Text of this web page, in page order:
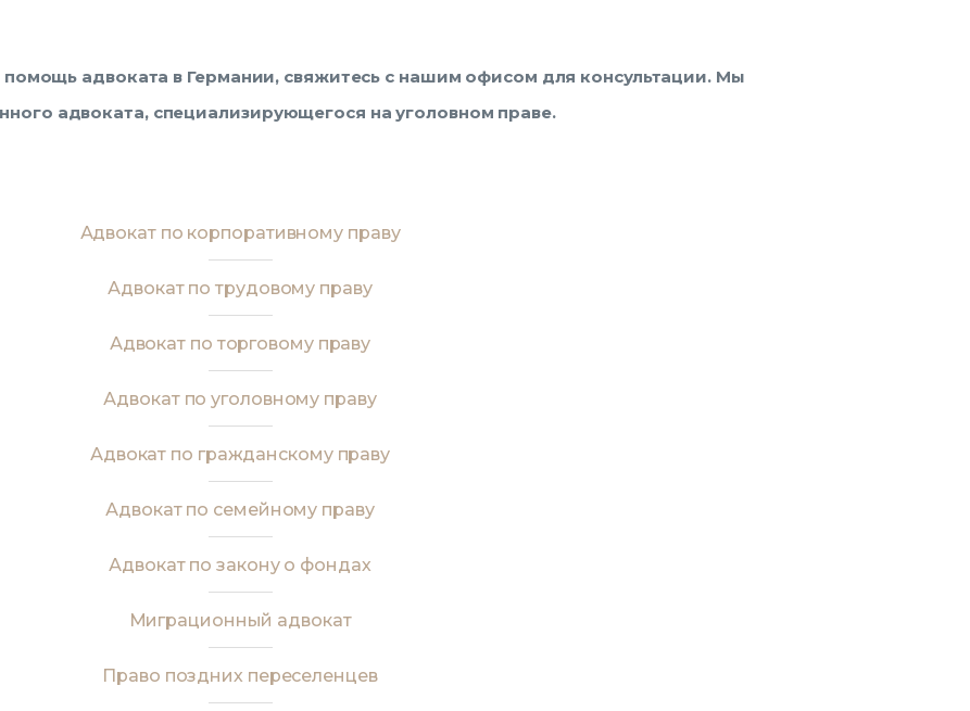
адвоката в Германии, свяжитесь с нашим офисом для консультации. Мы
адвоката, специализирующегося на уголовном праве.
Адвокат по корпоративному праву
Адвокат по трудовому праву
Адвокат по торговому праву
Адвокат по уголовному праву
Адвокат по гражданскому праву
Адвокат по семейному праву
Адвокат по закону о фондах
Миграционный адвокат
Право поздних переселенцев